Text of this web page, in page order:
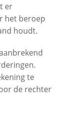
er
het beroep
houdt.
te
de rechter